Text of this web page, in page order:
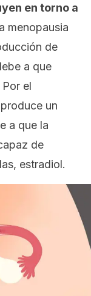
en torno a
menopausia
de
a que
el
un
a que la
de
estradiol.